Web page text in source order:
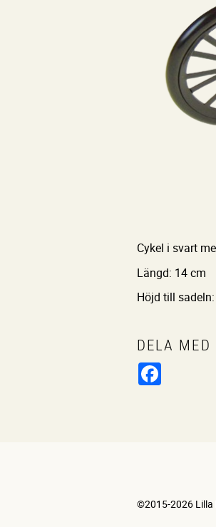
Cykel i svart
Längd: 14 cm
Höjd till
DELA MED
©2015-2026